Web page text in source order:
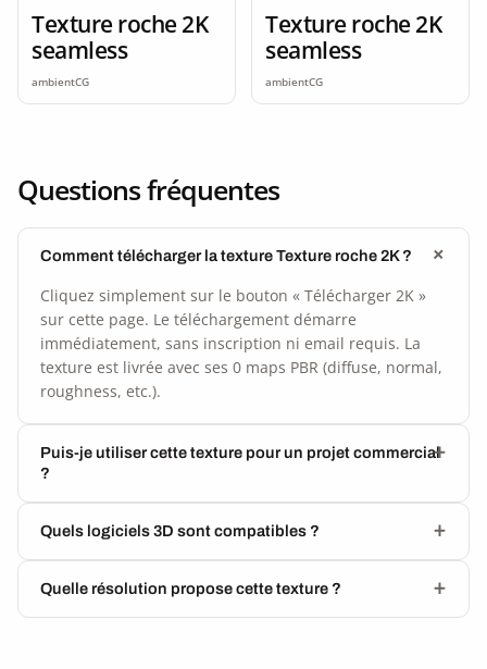
Texture roche 2K
seamless
ambientCG
Texture roche 2K
seamless
ambientCG
Questions fréquentes
Comment télécharger la texture Texture roche 2K ?
Cliquez simplement sur le bouton « Télécharger 2K »
sur cette page. Le téléchargement démarre
immédiatement, sans inscription ni email requis. La
texture est livrée avec ses 0 maps PBR (diffuse, normal,
roughness, etc.).
Puis-je utiliser cette texture pour un projet commercial
?
Quels logiciels 3D sont compatibles ?
Quelle résolution propose cette texture ?